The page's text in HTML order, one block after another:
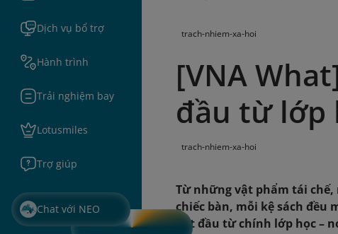
Dịch vụ bổ trợ
Hành trình
Trải nghiệm bay
Lotusmiles
Trợ giúp
Chat với NEO
trach-nhiem-xa-hoi
[VNA
đầu từ lớp
trach-nhiem-xa-hoi
Từ những vật phẩm tái
chiếc bàn, mỗi kệ sách
bắt đầu từ chính lớp học –